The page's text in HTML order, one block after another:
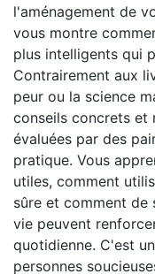
l'aménagement de
vous montre
plus intelligents qui
Contrairement aux
peur ou la science
conseils concrets et
évaluées par des
pratique. Vous
utiles, comment
sûre et comment de
vie peuvent
quotidienne. C'est
personnes